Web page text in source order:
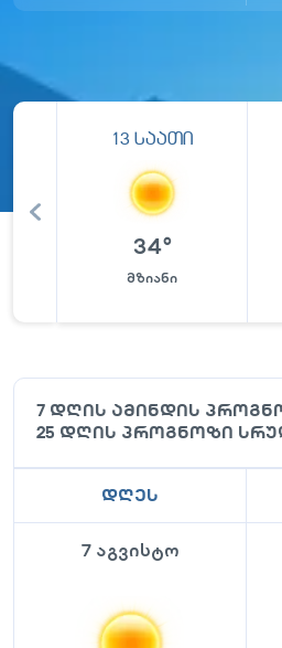
13 საათი
34°
მზიანი
7 დღის ამინდის
25 დღის პროგნოზი
დღეს
7 აგვისტო